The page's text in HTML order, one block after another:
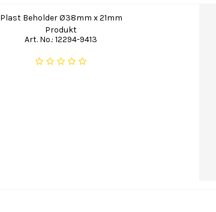
Plast Beholder Ø38mm x 21mm
Produkt
Art. No.: 12294-9413